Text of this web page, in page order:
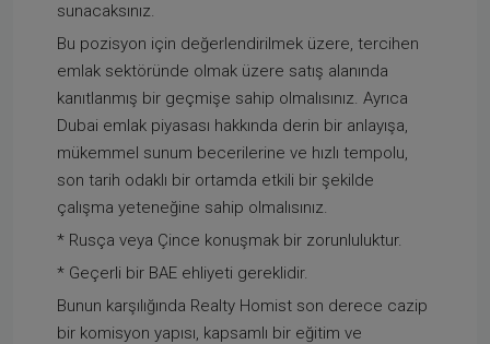
sunacaksınız.
Bu pozisyon için değerlendirilmek üzere, tercihen
emlak sektöründe olmak üzere satış alanında
kanıtlanmış bir geçmişe sahip olmalısınız. Ayrıca
Dubai emlak piyasası hakkında derin bir anlayışa,
mükemmel sunum becerilerine ve hızlı tempolu,
son tarih odaklı bir ortamda etkili bir şekilde
çalışma yeteneğine sahip olmalısınız.
* Rusça veya Çince konuşmak bir zorunluluktur.
* Geçerli bir BAE ehliyeti gereklidir.
Bunun karşılığında Realty Homist son derece cazip
bir komisyon yapısı, kapsamlı bir eğitim ve